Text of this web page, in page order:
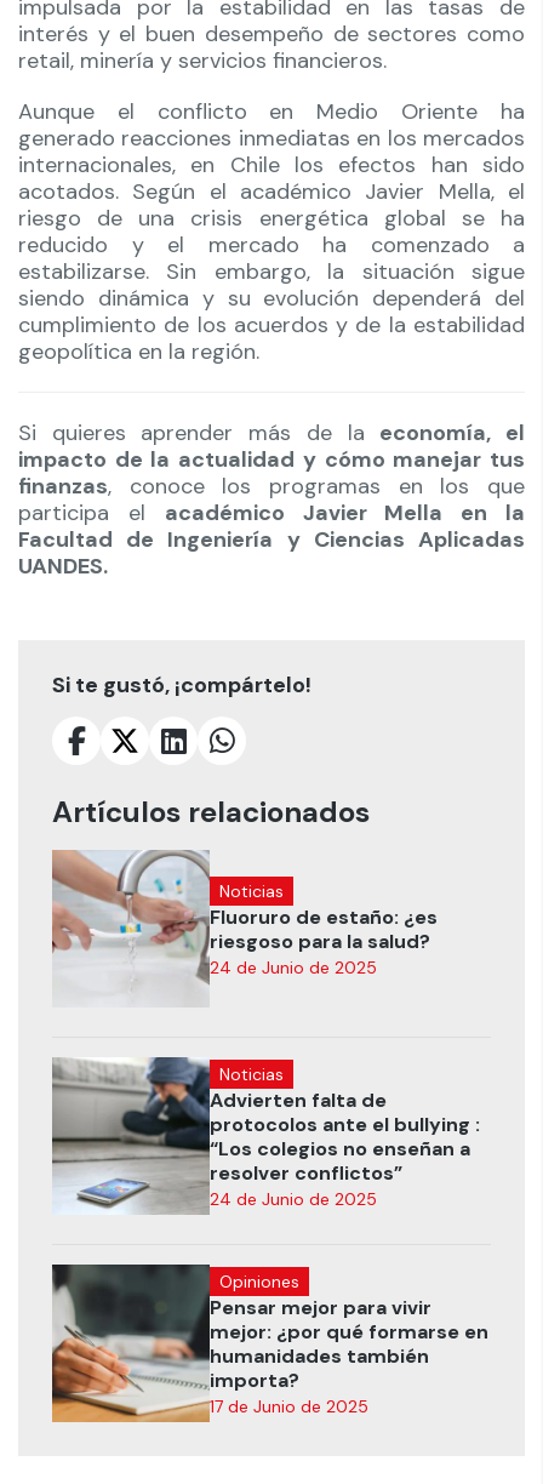
impulsada por la estabilidad en las tasas de
interés y el buen desempeño de sectores como
retail, minería y servicios financieros.
Aunque el conflicto en Medio Oriente ha
generado reacciones inmediatas en los mercados
internacionales, en Chile los efectos han sido
acotados. Según el académico Javier Mella, el
riesgo de una crisis energética global se ha
reducido y el mercado ha comenzado a
estabilizarse. Sin embargo, la situación sigue
siendo dinámica y su evolución dependerá del
cumplimiento de los acuerdos y de la estabilidad
geopolítica en la región.
Si quieres aprender más de la economía, el
impacto de la actualidad y cómo manejar tus
finanzas, conoce los programas en los que
participa el académico Javier Mella en la
Facultad de Ingeniería y Ciencias Aplicadas
UANDES.
Si te gustó, ¡compártelo!
Artículos relacionados
Noticias
Fluoruro de estaño: ¿es
riesgoso para la salud?
24 de Junio de 2025
Noticias
Advierten falta de
protocolos ante el bullying :
“Los colegios no enseñan a
resolver conflictos”
24 de Junio de 2025
Opiniones
Pensar mejor para vivir
mejor: ¿por qué formarse en
humanidades también
importa?
17 de Junio de 2025